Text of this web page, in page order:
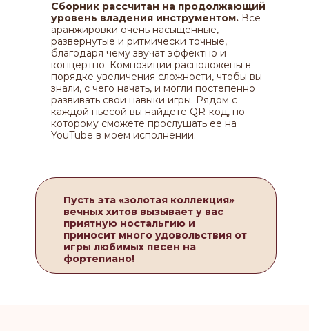
Сборник рассчитан на продолжающий
уровень владения инструментом. Все
аранжировки очень насыщенные,
развернутые и ритмически точные,
благодаря чему звучат эффектно и
концертно. Композиции расположены в
порядке увеличения сложности, чтобы вы
знали, с чего начать, и могли постепенно
развивать свои навыки игры. Рядом с
каждой пьесой вы найдете QR-код, по
которому сможете прослушать ее на
YouTube в моем исполнении.
Пусть эта «золотая коллекция»
вечных хитов вызывает у вас
приятную ностальгию и
приносит много удовольствия от
игры любимых песен на
фортепиано!